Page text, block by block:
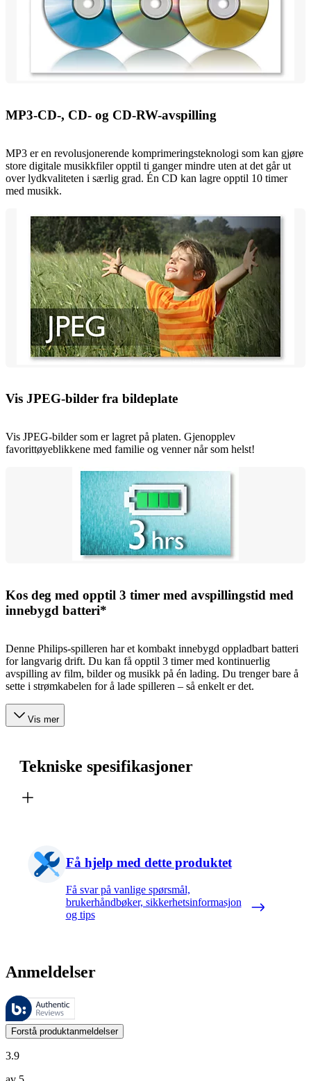
MP3-CD-, CD- og CD-RW-avspilling
MP3 er en revolusjonerende komprimeringsteknologi som kan gjøre
store digitale musikkfiler opptil ti ganger mindre uten at det går ut
over lydkvaliteten i særlig grad. Én CD kan lagre opptil 10 timer
med musikk.
Vis JPEG-bilder fra bildeplate
Vis JPEG-bilder som er lagret på platen. Gjenopplev
favorittøyeblikkene med familie og venner når som helst!
Kos deg med opptil 3 timer med avspillingstid med
innebygd batteri*
Denne Philips-spilleren har et kombakt innebygd oppladbart batteri
for langvarig drift. Du kan få opptil 3 timer med kontinuerlig
avspilling av film, bilder og musikk på én lading. Du trenger bare å
sette i strømkabelen for å lade spilleren – så enkelt er det.
Vis mer
Tekniske spesifikasjoner
Få hjelp med dette produktet
Få svar på vanlige spørsmål,
brukerhåndbøker, sikkerhetsinformasjon
og tips
Anmeldelser
Disse anmeldelsene forvaltes av Bazaarvoice og overholder
Kundenes meninger i form av produkt- og stjernevurdering er
Forstå produktanmeldelser
3.9